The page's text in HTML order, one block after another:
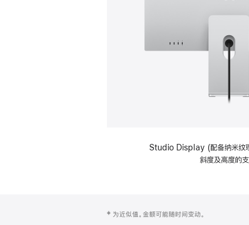
Studio Display (配备纳米纹
斜度及高度的
注
‡ 为近似值。金额可能随时间变动。